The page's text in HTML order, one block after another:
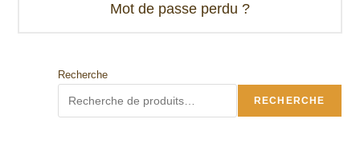
Mot de passe perdu ?
Recherche
RECHERCHE